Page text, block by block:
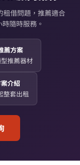
租借問題，推薦適合
隨時服務。
薦方案
推薦器材
介紹
整套出租